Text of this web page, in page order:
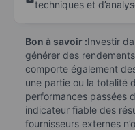
techniques et
Bon à savoir :Investir
générer des
comporte également
une partie ou la totalité
performances passées
indicateur fiable des
fournisseurs externes